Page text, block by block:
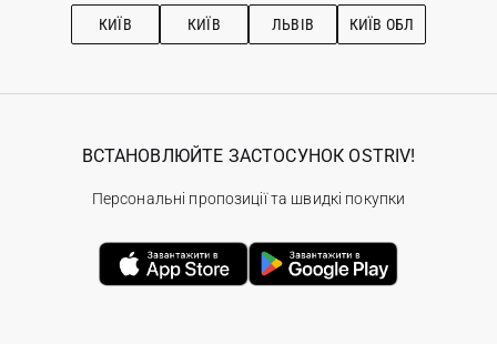
КИЇВ КИЇВ ЛЬВІВ КИЇВ ОБЛ
ВСТАНОВЛЮЙТЕ ЗАСТОСУНОК OSTRIV!
Персональні пропозиції та швидкі покупки